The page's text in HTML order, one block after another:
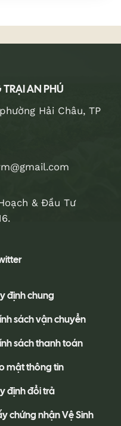
AN PHÚ
Hải Châu, TP
& Đầu Tư
định chung
sách vận chuyển
sách thanh toán
mật thông tin
định đổi trả
chứng nhận Vệ Sinh